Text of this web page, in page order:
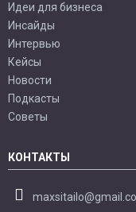
Идеи для бизнеса
Инсайды
Интервью
Кейсы
Новости
Подкасты
Советы
КОНТАКТЫ